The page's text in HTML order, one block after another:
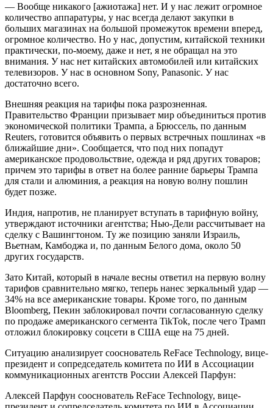
— Вообще никакого [ажиотажа] нет. И у нас лежит огромное
количество аппаратуры, у нас всегда делают закупки в
больших магазинах на большой промежуток времени вперед,
огромное количество. Но у нас, допустим, китайской техники
практически, по-моему, даже и нет, я не обращал на это
внимания. У нас нет китайских автомобилей или китайских
телевизоров. У нас в основном Sony, Panasonic. У нас
достаточно всего.
Внешняя реакция на тарифы пока разрозненная.
Правительство Франции призывает мир объединиться против
экономической политики Трампа, а Брюссель, по данным
Reuters, готовится объявить о первых встречных пошлинах «в
ближайшие дни». Сообщается, что под них попадут
американское продовольствие, одежда и ряд других товаров;
причем это тарифы в ответ на более ранние барьеры Трампа
для стали и алюминия, а реакция на новую волну пошлин
будет позже.
Индия, напротив, не планирует вступать в тарифную войну,
утверждают источники агентства; Нью-Дели рассчитывает на
сделку с Вашингтоном. Ту же позицию заняли Израиль,
Вьетнам, Камбоджа и, по данным Белого дома, около 50
других государств.
Зато Китай, который в начале весны ответил на первую волну
тарифов сравнительно мягко, теперь нанес зеркальный удар —
34% на все американские товары. Кроме того, по данным
Bloomberg, Пекин заблокировал почти согласованную сделку
по продаже американского сегмента TikTok, после чего Трамп
отложил блокировку соцсети в США еще на 75 дней.
Ситуацию анализирует сооснователь ReFace Technology, вице-
президент и сопредседатель комитета по ИИ в Ассоциации
коммуникационных агентств России Алексей Парфун:
Алексей Парфун сооснователь ReFace Technology, вице-